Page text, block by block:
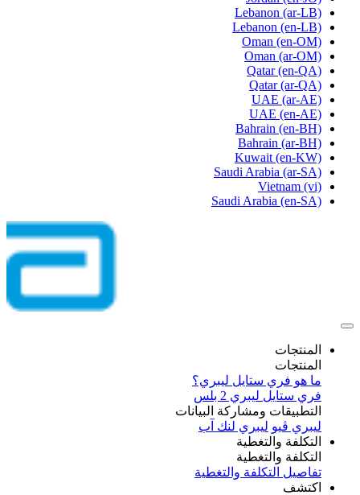
Lebanon (ar-LB)
Lebanon (en-LB)
Oman (en-OM)
Oman (ar-OM)
Qatar (en-QA)
Qatar (ar-QA)
UAE (ar-AE)
UAE (en-AE)
Bahrain (en-BH)
Bahrain (ar-BH)
Kuwait (en-KW)
Saudi Arabia (ar-SA)
Vietnam (vi)
Saudi Arabia (en-SA)
المنتجات
المنتجات
ما هو فري ستايل ليبري؟
فري ستايل ليبري 2 بلس​
التطبيقات ومشاركة البيانات
ليبري ڤيو ليبري لنك آب
التكلفة والتغطية
التكلفة والتغطية
تفاصيل التكلفة والتغطية
اكتشف​